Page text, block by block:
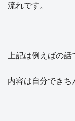
流れです。
上記は例えばの話
内容は自分できち